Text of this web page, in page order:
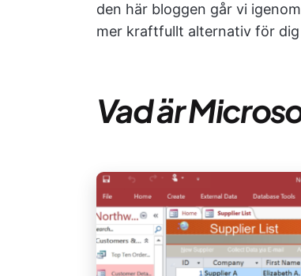
den här bloggen går vi
mer kraftfullt alternativ för
Vad är